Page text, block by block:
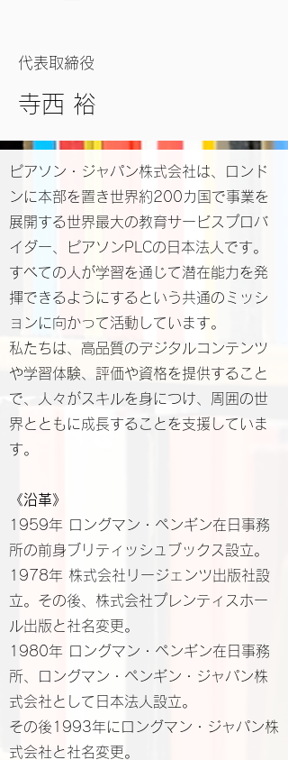
代表取締役
寺西 裕
ピアソン・ジャパン株式会社は、ロンド
ンに本部を置き世界約200カ国で事業を
展開する世界最大の教育サービスプロバ
イダー、ピアソンPLCの日本法人です。
すべての人が学習を通じて潜在能力を発
揮できるようにするという共通のミッシ
ョンに向かって活動しています。
私たちは、高品質のデジタルコンテンツ
や学習体験、評価や資格を提供すること
で、人々がスキルを身につけ、周囲の世
界とともに成長することを支援していま
す。
《沿革》
1959年 ロングマン・ペンギン在日事務
所の前身ブリティッシュブックス設立。
1978年 株式会社リージェンツ出版社設
立。その後、株式会社プレンティスホー
ル出版と社名変更。
1980年 ロングマン・ペンギン在日事務
所、ロングマン・ペンギン・ジャパン株
式会社として日本法人設立。
その後1993年にロングマン・ジャパン株
式会社と社名変更。